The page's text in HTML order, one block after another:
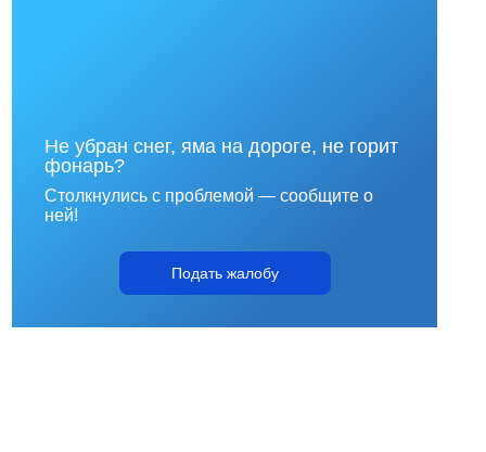
Не убран снег, яма на дороге, не горит
фонарь?
Столкнулись с проблемой — сообщите о
ней!
Подать жалобу